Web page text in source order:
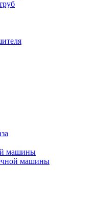
машины
машины